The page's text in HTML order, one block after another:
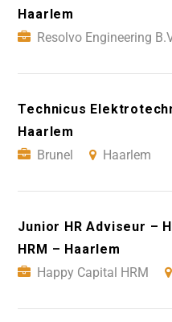
Haarlem
Resolvo Engineering
Technicus
Haarlem
Brunel
Haarlem
Junior HR Adviseur –
HRM – Haarlem
Happy Capital HRM